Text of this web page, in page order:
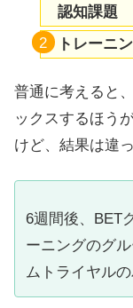
認知課題
トレーニ
普通に考えると
ックスするほう
けど、結果は違
6週間後、BET
ーニングのグ
ムトライヤル